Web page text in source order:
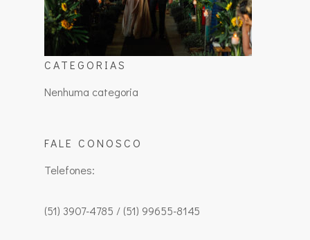
CATEGORIAS
Nenhuma categoria
FALE CONOSCO
Telefones:
(51) 3907-4785 / (51) 99655-8145